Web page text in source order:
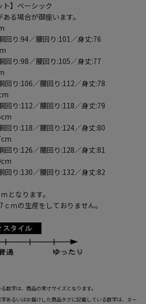
】ベーシック
る場合が御座います。
回り:94／腰回り:101／身丈:76
回り:98／腰回り:105／身丈:77
回り:106／腰回り:112／身丈:78
回り:112／腰回り:118／身丈:79
回り:118／腰回り:124／身丈:80
回り:126／腰回り:128／身丈:81
回り:130／腰回り:132／身丈:82
となります。
ｍの生産をしておりません。
数字は、商品の実寸サイズとなります。
あるいはお届けした商品タグに記載している数字は、ヌー